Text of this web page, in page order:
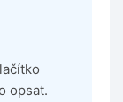
opsat.